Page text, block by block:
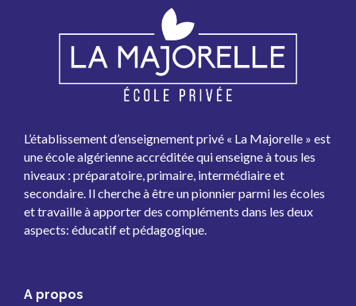
L’établissement d’enseignement privé « La Majorelle » est
une école algérienne accréditée qui enseigne à tous les
niveaux : préparatoire, primaire, intermédiaire et
secondaire. Il cherche à être un pionnier parmi les écoles
et travaille à apporter des compléments dans les deux
aspects: éducatif et pédagogique.
A propos